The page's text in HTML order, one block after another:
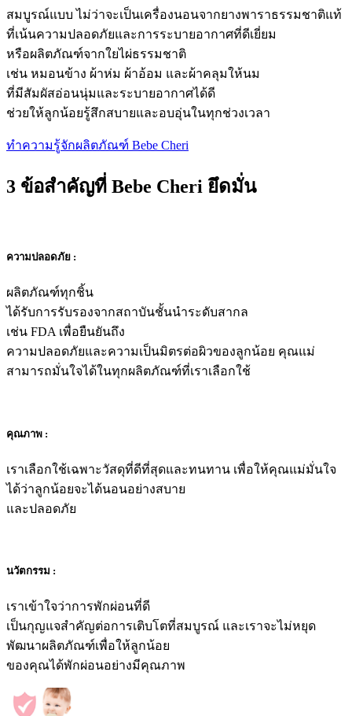
สมบูรณ์แบบ ไม่ว่าจะเป็นเครื่องนอนจากยางพาราธรรมชาติแท้
ที่เน้นความปลอดภัยและการระบายอากาศที่ดีเยี่ยม
หรือผลิตภัณฑ์จากใยไผ่ธรรมชาติ
เช่น หมอนข้าง ผ้าห่ม ผ้าอ้อม และผ้าคลุมให้นม
ที่มีสัมผัสอ่อนนุ่มและระบายอากาศได้ดี
ช่วยให้ลูกน้อยรู้สึกสบายและอบอุ่นในทุกช่วงเวลา
ทำความรู้จักผลิตภัณฑ์ Bebe Cheri
3 ข้อสำคัญที่ Bebe Cheri ยึดมั่น
ความปลอดภัย :
ผลิตภัณฑ์ทุกชิ้น
ได้รับการรับรองจากสถาบันชั้นนำระดับสากล
เช่น FDA เพื่อยืนยันถึง
ความปลอดภัยและความเป็นมิตรต่อผิวของลูกน้อย คุณแม่
สามารถมั่นใจได้ในทุกผลิตภัณฑ์ที่เราเลือกใช้
คุณภาพ :
เราเลือกใช้เฉพาะวัสดุที่ดีที่สุดและทนทาน เพื่อให้คุณแม่มั่นใจ
ได้ว่าลูกน้อยจะได้นอนอย่างสบาย
และปลอดภัย
นวัตกรรม :
เราเข้าใจว่าการพักผ่อนที่ดี
เป็นกุญแจสำคัญต่อการเติบโตที่สมบูรณ์ และเราจะไม่หยุด
พัฒนาผลิตภัณฑ์เพื่อให้ลูกน้อย
ของคุณได้พักผ่อนอย่างมีคุณภาพ